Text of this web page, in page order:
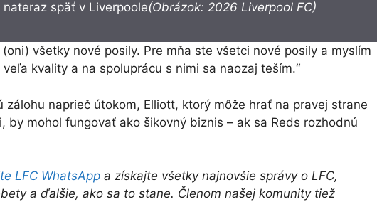
späť v Liverpoole(Obrázok: 2026 Liverpool FC)
(oni) všetky nové posily. Pre mňa ste všetci nové posily a myslím
kvality a na spoluprácu s nimi sa naozaj teším.“
zálohu naprieč útokom, Elliott, ktorý môže hrať na pravej strane
by mohol fungovať ako šikovný biznis – ak sa Reds rozhodnú
LFC WhatsApp a získajte všetky najnovšie správy o LFC,
a ďalšie, ako sa to stane. Členom našej komunity tiež